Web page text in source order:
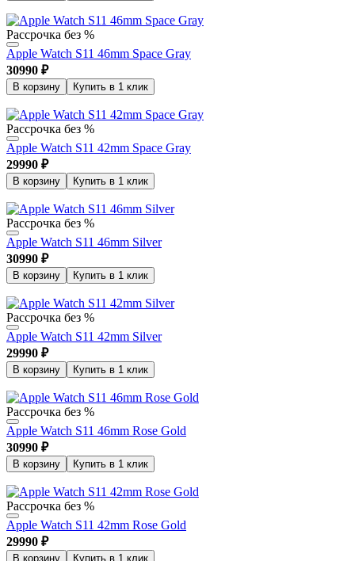
Рассрочка без %
Apple Watch S11 46mm Space Gray
30990 ₽
В корзину Купить в 1 клик
Рассрочка без %
Apple Watch S11 42mm Space Gray
29990 ₽
В корзину Купить в 1 клик
Рассрочка без %
Apple Watch S11 46mm Silver
30990 ₽
В корзину Купить в 1 клик
Рассрочка без %
Apple Watch S11 42mm Silver
29990 ₽
В корзину Купить в 1 клик
Рассрочка без %
Apple Watch S11 46mm Rose Gold
30990 ₽
В корзину Купить в 1 клик
Рассрочка без %
Apple Watch S11 42mm Rose Gold
29990 ₽
В корзину Купить в 1 клик